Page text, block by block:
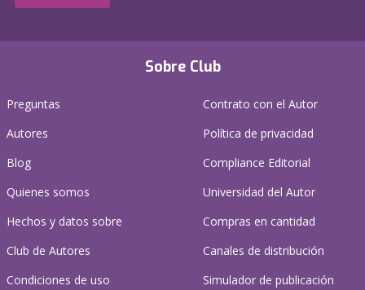
Sobre Club
Preguntas
Autores
Blog
Quienes somos
Hechos y datos sobre
Club de Autores
Condiciones de uso
Contrato con el Autor
Política de privacidad
Compliance Editorial
Universidad del Autor
Compras en cantidad
Canales de distribución
Simulador de publicación